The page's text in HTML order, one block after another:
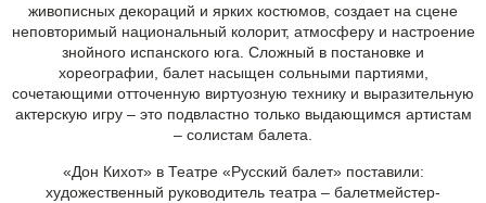
живописных декораций и ярких костюмов, создает на сцене
неповторимый национальный колорит, атмосферу и настроение
знойного испанского юга. Сложный в постановке и
хореографии, балет насыщен сольными партиями,
сочетающими отточенную виртуозную технику и выразительную
актерскую игру – это подвластно только выдающимся артистам
– солистам балета.
«Дон Кихот» в Театре «Русский балет» поставили:
художественный руководитель театра – балетмейстер-